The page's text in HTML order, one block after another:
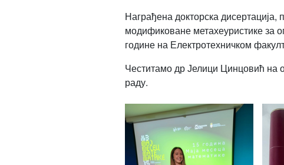
Награђена докторска
модификоване метахеуристике за
године на Електротехничком
Честитамо др Јелици Цинцовић на
раду.